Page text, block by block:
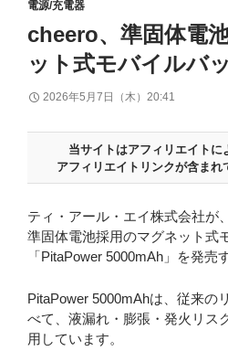
電源/充電器
cheero、準固体電
ット式モバイルバ
2026年5月7日（木）20:41
当サイトはアフィリエイトに
アフィリエイトリンクが含まれ
ティ・アール・エイ株式会社が
準固体電池採用のマグネット式
「PitaPower 5000mAh」を発売
PitaPower 5000mAhは、従来の
べて、液漏れ・膨張・発火リス
用しています。